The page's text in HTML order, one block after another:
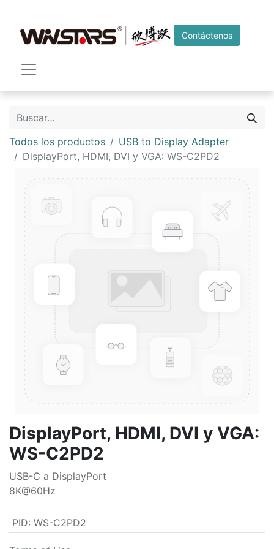
Contáctenos
Todos los productos
USB to Display Adapter
DisplayPort, HDMI, DVI y VGA: WS-C2PD2
DisplayPort, HDMI, DVI y VGA:
WS-C2PD2
USB-C a DisplayPort
8K@60Hz
PID: WS-C2PD2